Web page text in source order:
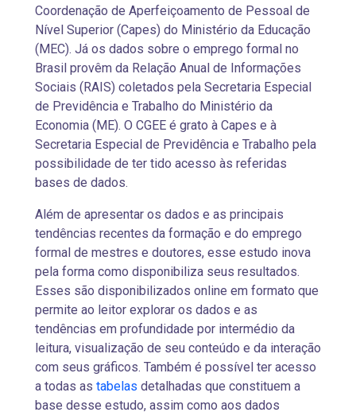
Coordenação de Aperfeiçoamento de Pessoal de
Nível Superior (Capes) do Ministério da Educação
(MEC). Já os dados sobre o emprego formal no
Brasil provêm da Relação Anual de Informações
Sociais (RAIS) coletados pela Secretaria Especial
de Previdência e Trabalho do Ministério da
Economia (ME). O CGEE é grato à Capes e à
Secretaria Especial de Previdência e Trabalho pela
possibilidade de ter tido acesso às referidas
bases de dados.
Além de apresentar os dados e as principais
tendências recentes da formação e do emprego
formal de mestres e doutores, esse estudo inova
pela forma como disponibiliza seus resultados.
Esses são disponibilizados online em formato que
permite ao leitor explorar os dados e as
tendências em profundidade por intermédio da
leitura, visualização de seu conteúdo e da interação
com seus gráficos. Também é possível ter acesso
a todas as tabelas detalhadas que constituem a
base desse estudo, assim como aos dados